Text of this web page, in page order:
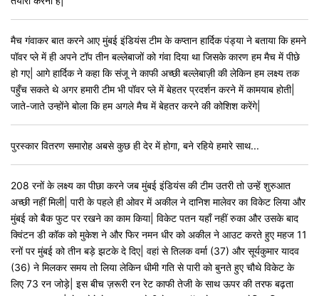
मैच गंवाकर बात करने आए मुंबई इंडियंस टीम के कप्तान हार्दिक पंड्या ने बताया कि हमने
पॉवर प्ले में ही अपने टॉप तीन बल्लेबाजों को गंवा दिया था जिसके कारण हम मैच में पीछे
हो गए| आगे हार्दिक ने कहा कि संजू ने काफी अच्छी बल्लेबाज़ी की लेकिन हम लक्ष्य तक
पहुँच सकते थे अगर हमारी टीम भी पॉवर प्ले में बेहतर प्रदर्शन करने में कामयाब होती|
जाते-जाते उन्होंने बोला कि हम अगले मैच में बेहतर करने की कोशिश करेंगे|
पुरस्कार वितरण समारोह अबसे कुछ ही देर में होगा, बने रहिये हमारे साथ...
208 रनों के लक्ष्य का पीछा करने जब मुंबई इंडियंस की टीम उतरी तो उन्हें शुरुआत
अच्छी नहीं मिली| पारी के पहले ही ओवर में अकील ने दानिश मालेवर का विकेट लिया और
मुंबई को बैक फुट पर रखने का काम किया| विकेट पतन यहाँ नहीं रुका और उसके बाद
क्विंटन डी कॉक को मुकेश ने और फिर नमन धीर को अकील ने आउट करते हुए महज 11
रनों पर मुंबई को तीन बड़े झटके दे दिए| वहां से तिलक वर्मा (37) और सूर्यकुमार यादव
(36) ने मिलकर समय तो लिया लेकिन धीमी गति से पारी को बुनते हुए चौथे विकेट के
लिए 73 रन जोड़े| इस बीच ज़रूरी रन रेट काफी तेजी के साथ ऊपर की तरफ बढ़ता